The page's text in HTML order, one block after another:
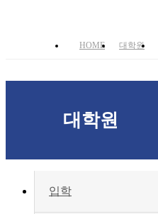
HOME 대학원
대학원
입학